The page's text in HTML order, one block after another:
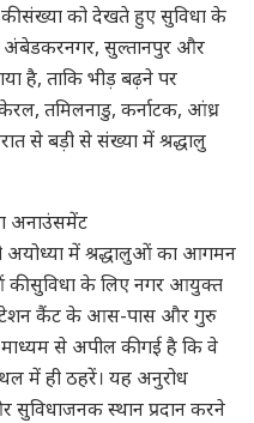
की संख्या को देखते हुए सुविधा के
अंबेडकरनगर, सुल्तानपुर और
है, ताकि भीड़ बढ़ने पर
तमिलनाडु, कर्नाटक, आंध्र
से बड़ी से संख्या में श्रद्धालु
अनाउंसमेंट
अयोध्या में श्रद्धालुओं का आगमन
की सुविधा के लिए नगर आयुक्त
स्टेशन कैंट के आस-पास और गुरु
माध्यम से अपील की गई है कि वे
में ही ठहरें। यह अनुरोध
सुविधाजनक स्थान प्रदान करने